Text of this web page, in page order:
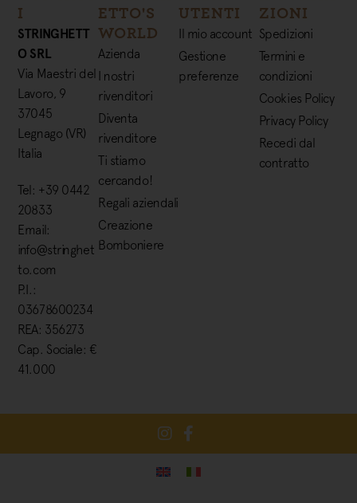
I
STRINGHETT
O SRL
Via Maestri del
Lavoro, 9
37045
Legnago (VR)
Italia
Tel: +39 0442
20833
Email:
info@stringhet
to.com
P.I.:
03678600234
REA: 356273
Cap. Sociale: €
41.000
ETTO'S
WORLD
Azienda
I nostri
rivenditori
Diventa
rivenditore
Ti stiamo
cercando!
Regali aziendali
Creazione
Bomboniere
UTENTI
Il mio account
Gestione
preferenze
ZIONI
Spedizioni
Termini e
condizioni
Cookies Policy
Privacy Policy
Recedi dal
contratto